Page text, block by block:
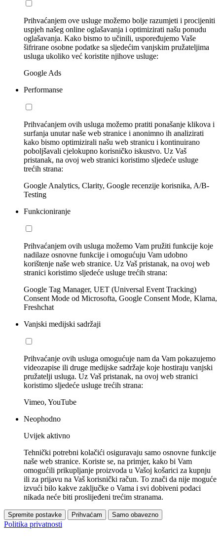
Prihvaćanjem ove usluge možemo bolje razumjeti i procijeniti
uspjeh našeg online oglašavanja i optimizirati našu ponudu
oglašavanja. Kako bismo to učinili, uspoređujemo Vaše
šifrirane osobne podatke sa sljedećim vanjskim pružateljima
usluga ukoliko već koristite njihove usluge:
Google Ads
Performanse
Prihvaćanjem ovih usluga možemo pratiti ponašanje klikova i
surfanja unutar naše web stranice i anonimno ih analizirati
kako bismo optimizirali našu web stranicu i kontinuirano
poboljšavali cjelokupno korisničko iskustvo. Uz Vaš
pristanak, na ovoj web stranici koristimo sljedeće usluge
trećih strana:
Google Analytics, Clarity, Google recenzije korisnika, A/B-
Testing
Funkcioniranje
Prihvaćanjem ovih usluga možemo Vam pružiti funkcije koje
nadilaze osnovne funkcije i omogućuju Vam udobno
korištenje naše web stranice. Uz Vaš pristanak, na ovoj web
stranici koristimo sljedeće usluge trećih strana:
Google Tag Manager, UET (Universal Event Tracking)
Consent Mode od Microsofta, Google Consent Mode, Klarna,
Freshchat
Vanjski medijski sadržaji
Prihvaćanje ovih usluga omogućuje nam da Vam pokazujemo
videozapise ili druge medijske sadržaje koje hostiraju vanjski
pružatelji usluga. Uz Vaš pristanak, na ovoj web stranici
koristimo sljedeće usluge trećih strana:
Vimeo, YouTube
Neophodno
Uvijek aktivno
Tehnički potrebni kolačići osiguravaju samo osnovne funkcije
naše web stranice. Koriste se, na primjer, kako bi Vam
omogućili prikupljanje proizvoda u Vašoj košarici za kupnju
ili za prijavu na Vaš korisnički račun. To znači da nije moguće
izvući bilo kakve zaključke o Vama i svi dobiveni podaci
nikada neće biti proslijeđeni trećim stranama.
Spremite postavke Prihvaćam Samo obavezno
Politika privatnosti